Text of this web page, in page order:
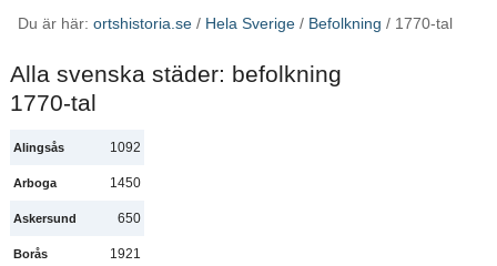
Du är här: ortshistoria.se/ Hela Sverige/ Befolkning / 1770-tal
Alla svenska städer: befolkning
1770-tal
Alingsås 1092
Arboga 1450
Askersund 650
Borås 1921